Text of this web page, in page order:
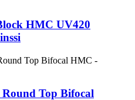
HMC UV420
Top Bifocal